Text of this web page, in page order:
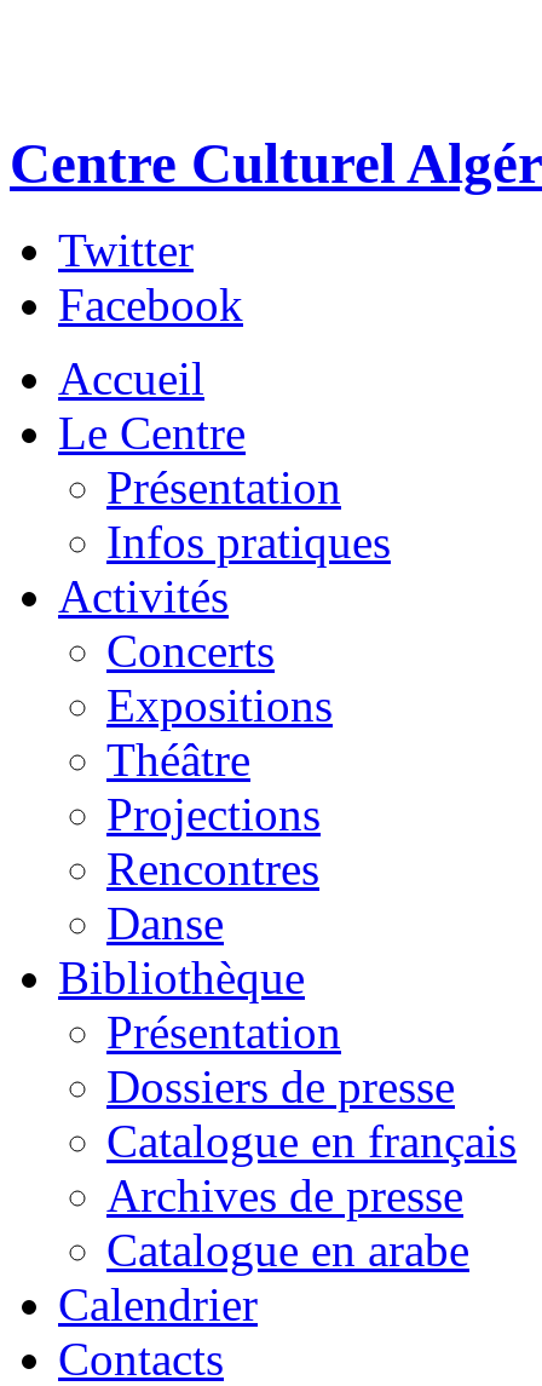
Centre Culturel
Twitter
Facebook
Accueil
Le Centre
Présentation
Infos pratiques
Activités
Concerts
Expositions
Théâtre
Projections
Rencontres
Danse
Bibliothèque
Présentation
Dossiers de presse
Catalogue en français
Archives de presse
Catalogue en arabe
Calendrier
Contacts